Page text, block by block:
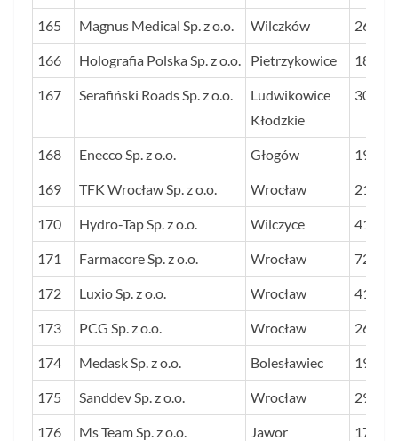
165 Magnus Medical Sp. z o.o. Wilczków 26
166 Holografia Polska Sp. z o.o. Pietrzykowice 18
167 Serafiński Roads Sp. z o.o.
Ludwikowice
Kłodzkie
30
168 Enecco Sp. z o.o. Głogów 19
169 TFK Wrocław Sp. z o.o. Wrocław 21
170 Hydro-Tap Sp. z o.o. Wilczyce 41
171 Farmacore Sp. z o.o. Wrocław 72
172 Luxio Sp. z o.o. Wrocław 41
173 PCG Sp. z o.o. Wrocław 26
174 Medask Sp. z o.o. Bolesławiec 19
175 Sanddev Sp. z o.o. Wrocław 29
176 Ms Team Sp. z o.o. Jawor 17